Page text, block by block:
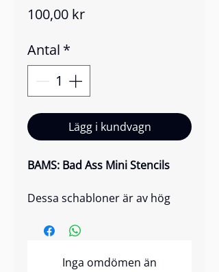
100,00 krPris
Antal *
Lägg i kundvagn
BAMS: Bad Ass Mini Stencils
Dessa schabloner är av hög
har var och en en unik och
Inga omdömen än